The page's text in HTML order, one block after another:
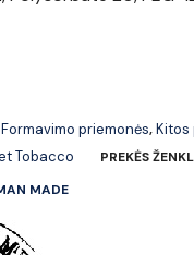
Formavimo priemonės,Kitos
Tobacco PREKĖS
MADE